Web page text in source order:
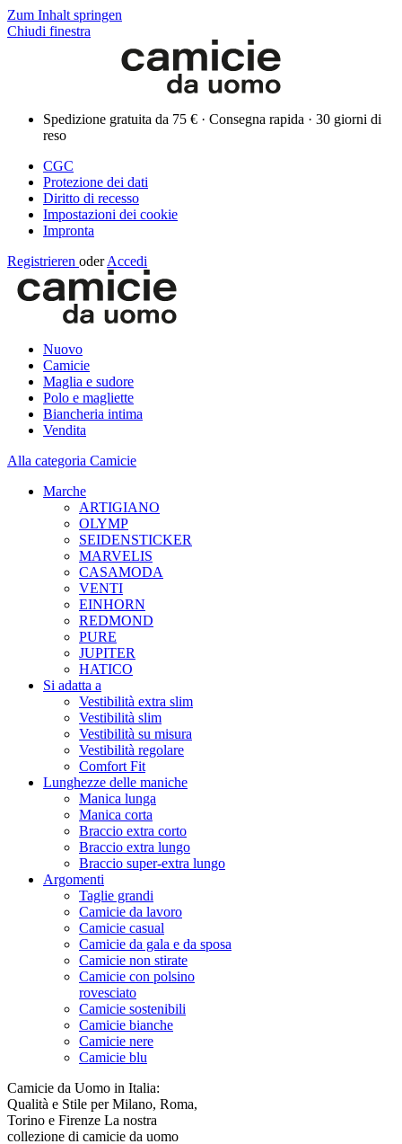
Zum Inhalt springen
Chiudi finestra
Spedizione gratuita da 75 € · Consegna rapida · 30 giorni di
reso
CGC
Protezione dei dati
Diritto di recesso
Impostazioni dei cookie
Impronta
Registrieren oder Accedi
Nuovo
Camicie
Maglia e sudore
Polo e magliette
Biancheria intima
Vendita
Alla categoria Camicie
Marche
ARTIGIANO
OLYMP
SEIDENSTICKER
MARVELIS
CASAMODA
VENTI
EINHORN
REDMOND
PURE
JUPITER
HATICO
Si adatta a
Vestibilità extra slim
Vestibilità slim
Vestibilità su misura
Vestibilità regolare
Comfort Fit
Lunghezze delle maniche
Manica lunga
Manica corta
Braccio extra corto
Braccio extra lungo
Braccio super-extra lungo
Argomenti
Taglie grandi
Camicie da lavoro
Camicie casual
Camicie da gala e da sposa
Camicie non stirate
Camicie con polsino
rovesciato
Camicie sostenibili
Camicie bianche
Camicie nere
Camicie blu
Camicie da Uomo in Italia:
Qualità e Stile per Milano, Roma,
Torino e Firenze La nostra
collezione di camicie da uomo